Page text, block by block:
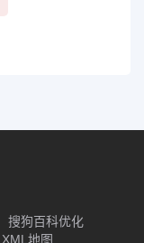
搜狗百科优化
XML地图